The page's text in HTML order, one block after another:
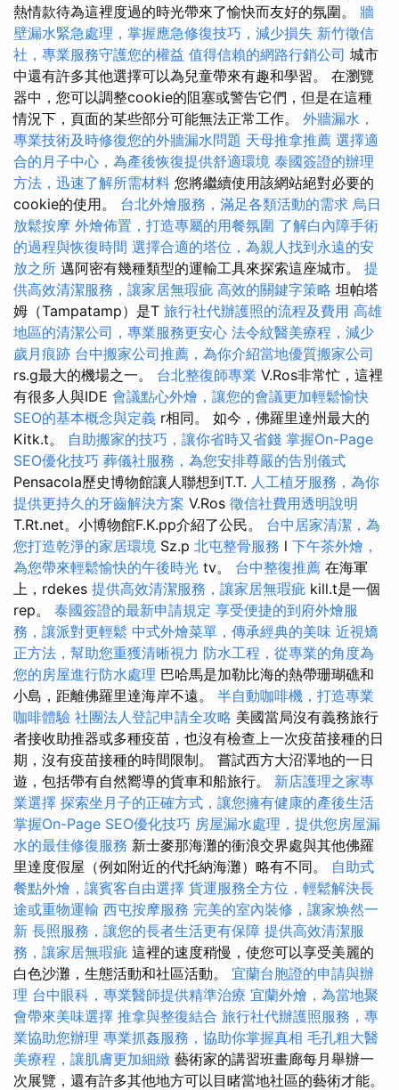
熱情款待為這裡度過的時光帶來了愉快而友好的氛圍。 牆
壁漏水緊急處理，掌握應急修復技巧，減少損失 新竹徵信
社，專業服務守護您的權益 值得信賴的網路行銷公司 城市
中還有許多其他選擇可以為兒童帶來有趣和學習。 在瀏覽
器中，您可以調整cookie的阻塞或警告它們，但是在這種
情況下，頁面的某些部分可能無法正常工作。 外牆漏水，
專業技術及時修復您的外牆漏水問題 天母推拿推薦 選擇適
合的月子中心，為產後恢復提供舒適環境 泰國簽證的辦理
方法，迅速了解所需材料 您將繼續使用該網站絕對必要的
cookie的使用。 台北外燴服務，滿足各類活動的需求 烏日
放鬆按摩 外燴佈置，打造專屬的用餐氛圍 了解白內障手術
的過程與恢復時間 選擇合適的塔位，為親人找到永遠的安
放之所 邁阿密有幾種類型的運輸工具來探索這座城市。 提
供高效清潔服務，讓家居無瑕疵 高效的關鍵字策略 坦帕塔
姆（Tampatamp）是T 旅行社代辦護照的流程及費用 高雄
地區的清潔公司，專業服務更安心 法令紋醫美療程，減少
歲月痕跡 台中搬家公司推薦，為你介紹當地優質搬家公司
rs.g最大的機場之一。 台北整復師專業 V.Ros非常忙，這裡
有很多人與IDE 會議點心外燴，讓您的會議更加輕鬆愉快
SEO的基本概念與定義 r相同。 如今，佛羅里達州最大的
Kitk.t。 自助搬家的技巧，讓你省時又省錢 掌握On-Page
SEO優化技巧 葬儀社服務，為您安排尊嚴的告別儀式
Pensacola歷史博物館讓人聯想到T.T. 人工植牙服務，為你
提供更持久的牙齒解決方案 V.Ros 徵信社費用透明說明
T.Rt.net。小博物館F.K.pp介紹了公民。 台中居家清潔，為
您打造乾淨的家居環境 Sz.p 北屯整骨服務 l 下午茶外燴，
為您帶來輕鬆愉快的午後時光 tv。 台中整復推薦 在海軍
上，rdekes 提供高效清潔服務，讓家居無瑕疵 kill.t是一個
rep。 泰國簽證的最新申請規定 享受便捷的到府外燴服
務，讓派對更輕鬆 中式外燴菜單，傳承經典的美味 近視矯
正方法，幫助您重獲清晰視力 防水工程，從專業的角度為
您的房屋進行防水處理 巴哈馬是加勒比海的熱帶珊瑚礁和
小島，距離佛羅里達海岸不遠。 半自動咖啡機，打造專業
咖啡體驗 社團法人登記申請全攻略 美國當局沒有義務旅行
者接收助推器或多種疫苗，也沒有檢查上一次疫苗接種的日
期，沒有疫苗接種的時間限制。 嘗試西方大沼澤地的一日
遊，包括帶有自然嚮導的貨車和船旅行。 新店護理之家專
業選擇 探索坐月子的正確方式，讓您擁有健康的產後生活
掌握On-Page SEO優化技巧 房屋漏水處理，提供您房屋漏
水的最佳修復服務 新士麥那海灘的衝浪交界處與其他佛羅
里達度假屋（例如附近的代托納海灘）略有不同。 自助式
餐點外燴，讓賓客自由選擇 貨運服務全方位，輕鬆解決長
途或重物運輸 西屯按摩服務 完美的室內裝修，讓家焕然一
新 長照服務，讓您的長者生活更有保障 提供高效清潔服
務，讓家居無瑕疵 這裡的速度稍慢，使您可以享受美麗的
白色沙灘，生態活動和社區活動。 宜蘭台胞證的申請與辦
理 台中眼科，專業醫師提供精準治療 宜蘭外燴，為當地聚
會帶來美味選擇 推拿與整復結合 旅行社代辦護照服務，專
業協助您辦理 專業抓姦服務，協助你掌握真相 毛孔粗大醫
美療程，讓肌膚更加細緻 藝術家的講習班畫廊每月舉辦一
次展覽，還有許多其他地方可以目睹當地社區的藝術才能。